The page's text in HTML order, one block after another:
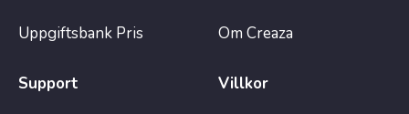
Uppgiftsbank Pris Om Creaza
Support Villkor